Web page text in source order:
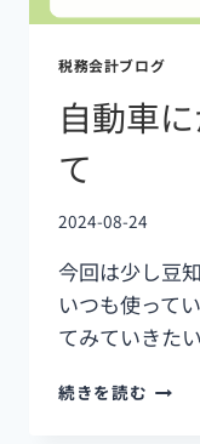
税務会計ブログ
自動車
て
2024-08-24
今回は少し豆
いつも使って
てみていきた
続きを読む